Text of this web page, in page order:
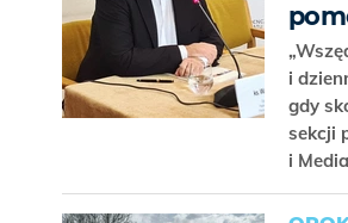
i
gdy
sekcji
i